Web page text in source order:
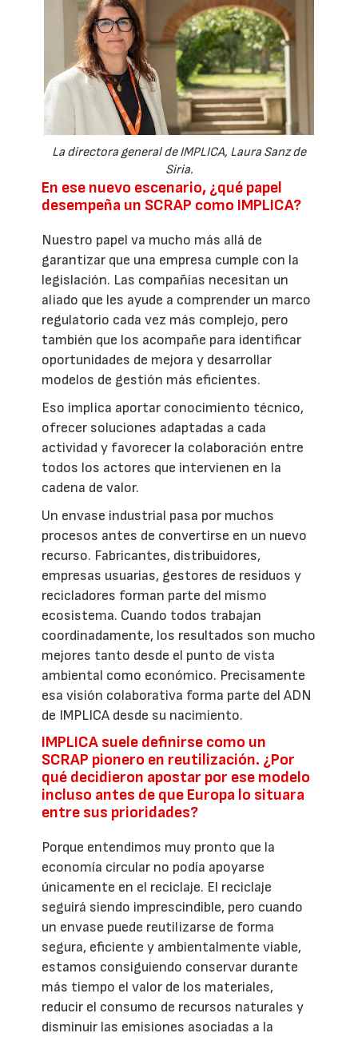
La directora general de IMPLICA, Laura Sanz de
Siria.
En ese nuevo escenario, ¿qué papel
desempeña un SCRAP como IMPLICA?
Nuestro papel va mucho más allá de
garantizar que una empresa cumple con la
legislación. Las compañías necesitan un
aliado que les ayude a comprender un marco
regulatorio cada vez más complejo, pero
también que los acompañe para identificar
oportunidades de mejora y desarrollar
modelos de gestión más eficientes.
Eso implica aportar conocimiento técnico,
ofrecer soluciones adaptadas a cada
actividad y favorecer la colaboración entre
todos los actores que intervienen en la
cadena de valor.
Un envase industrial pasa por muchos
procesos antes de convertirse en un nuevo
recurso. Fabricantes, distribuidores,
empresas usuarias, gestores de residuos y
recicladores forman parte del mismo
ecosistema. Cuando todos trabajan
coordinadamente, los resultados son mucho
mejores tanto desde el punto de vista
ambiental como económico. Precisamente
esa visión colaborativa forma parte del ADN
de IMPLICA desde su nacimiento.
IMPLICA suele definirse como un
SCRAP pionero en reutilización. ¿Por
qué decidieron apostar por ese modelo
incluso antes de que Europa lo situara
entre sus prioridades?
Porque entendimos muy pronto que la
economía circular no podía apoyarse
únicamente en el reciclaje. El reciclaje
seguirá siendo imprescindible, pero cuando
un envase puede reutilizarse de forma
segura, eficiente y ambientalmente viable,
estamos consiguiendo conservar durante
más tiempo el valor de los materiales,
reducir el consumo de recursos naturales y
disminuir las emisiones asociadas a la